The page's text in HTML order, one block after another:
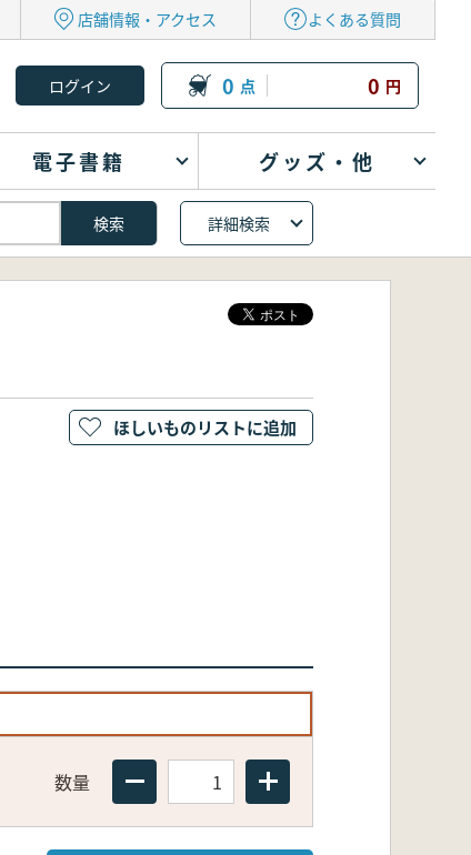
店舗情報・アクセス よくある質問
0 点 0 円
電子書籍 グッズ・他
詳細検索
数量
ほしいものリストに追加